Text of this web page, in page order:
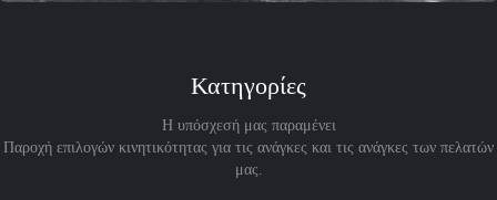
Κατηγορίες
Η υπόσχεσή μας παραμένει
Παροχή επιλογών κινητικότητας για τις ανάγκες και τις ανάγκες των πελατών
μας.